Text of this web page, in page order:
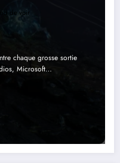
de voir
chaque grosse sortie
Microsoft…